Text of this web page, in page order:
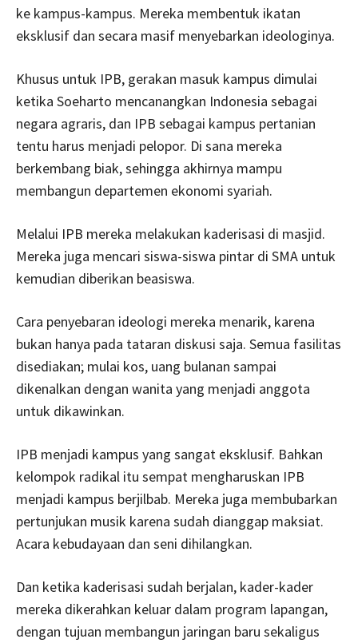
ke kampus-kampus. Mereka membentuk ikatan
eksklusif dan secara masif menyebarkan ideologinya.
Khusus untuk IPB, gerakan masuk kampus dimulai
ketika Soeharto mencanangkan Indonesia sebagai
negara agraris, dan IPB sebagai kampus pertanian
tentu harus menjadi pelopor. Di sana mereka
berkembang biak, sehingga akhirnya mampu
membangun departemen ekonomi syariah.
Melalui IPB mereka melakukan kaderisasi di masjid.
Mereka juga mencari siswa-siswa pintar di SMA untuk
kemudian diberikan beasiswa.
Cara penyebaran ideologi mereka menarik, karena
bukan hanya pada tataran diskusi saja. Semua fasilitas
disediakan; mulai kos, uang bulanan sampai
dikenalkan dengan wanita yang menjadi anggota
untuk dikawinkan.
IPB menjadi kampus yang sangat eksklusif. Bahkan
kelompok radikal itu sempat mengharuskan IPB
menjadi kampus berjilbab. Mereka juga membubarkan
pertunjukan musik karena sudah dianggap maksiat.
Acara kebudayaan dan seni dihilangkan.
Dan ketika kaderisasi sudah berjalan, kader-kader
mereka dikerahkan keluar dalam program lapangan,
dengan tujuan membangun jaringan baru sekaligus